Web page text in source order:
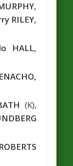
RILEY,
HALL,
(K),